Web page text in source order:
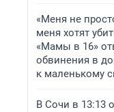
«Меня не
меня хотят
«Мамы в 16»
обвинения в
к маленькому
В Сочи в 13:13